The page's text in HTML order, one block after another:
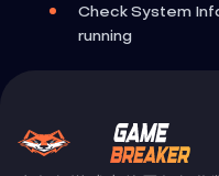
Check System
running